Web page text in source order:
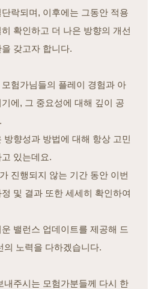
락되며, 이후에는 그동안 적용
확인하고 더 나은 방향의 개선
갖고자 합니다.
험가님들의 플레이 경험과 아
에, 그 중요성에 대해 깊이 공
방향성과 방법에 대해 항상 고민
있는데요.
진행되지 않는 기간 동안 이번
및 결과 또한 세세히 확인하여
밸런스 업데이트를 제공해 드
의 노력을 다하겠습니다.
내주시는 모험가분들께 다시 한